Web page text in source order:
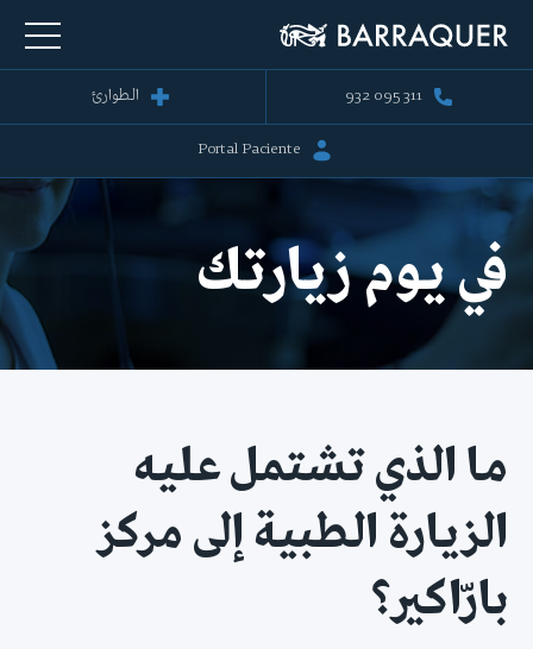
932 095 311 الطوارئ
Portal Paciente
في يوم زيارتك
ما الذي تشتمل عليه
الزيارة الطبية إلى مركز
بارّاكير؟